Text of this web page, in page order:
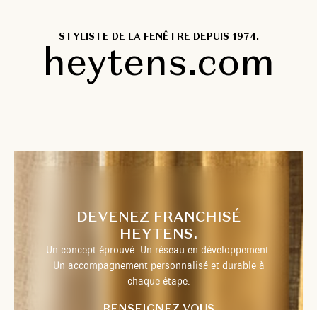
STYLISTE DE LA FENÊTRE DEPUIS 1974.
heytens.com
DEVENEZ FRANCHISÉ
HEYTENS.
Un concept éprouvé. Un réseau en développement.
Un accompagnement personnalisé et durable à
chaque étape.